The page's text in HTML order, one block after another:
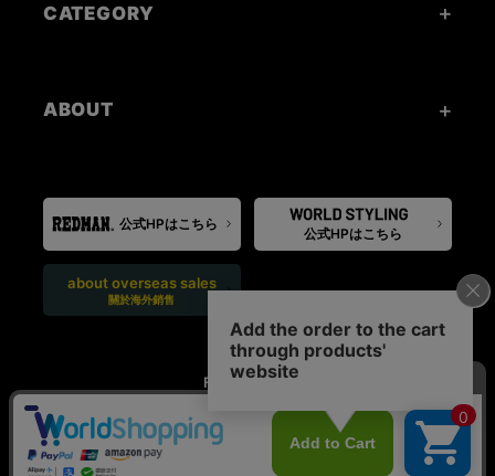
CATEGORY
ABOUT
公式HPはこちら
公式HPはこちら
about overseas sales
關於海外銷售
FOLLOW US: